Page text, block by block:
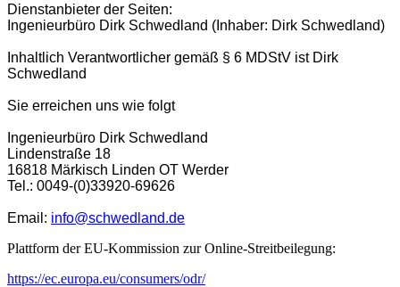
Dienstanbieter der Seiten:
Ingenieurbüro Dirk Schwedland (Inhaber: Dirk Schwedland)
Inhaltlich Verantwortlicher gemäß § 6 MDStV ist Dirk
Schwedland
Sie erreichen uns wie folgt
Ingenieurbüro Dirk Schwedland
Lindenstraße 18
16818 Märkisch Linden OT Werder
Tel.: 0049-(0)33920-69626
Email: info@schwedland.de
Plattform der EU-Kommission zur Online-Streitbeilegung:
https://ec.europa.eu/consumers/odr/